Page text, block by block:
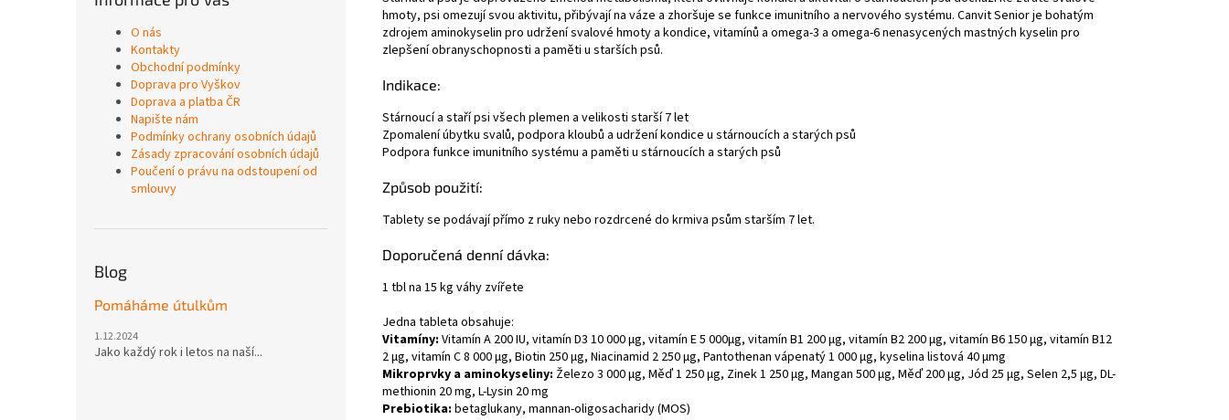
O nás
Kontakty
Obchodní podmínky
Doprava pro Vyškov
Doprava a platba ČR
Napište nám
Podmínky ochrany osobních údajů
Zásady zpracování osobních údajů
Poučení o právu na odstoupení od
smlouvy
Blog
Pomáháme útulkům
1.12.2024
Jako každý rok i letos na naší...
hmoty, psi omezují svou aktivitu, přibývají na váze a zhoršuje se funkce imunitního a nervového systému. Canvit Senior je bohatým
zdrojem aminokyselin pro udržení svalové hmoty a kondice, vitamínů a omega-3 a omega-6 nenasycených mastných kyselin pro
zlepšení obranyschopnosti a paměti u starších psů.
Indikace:
Stárnoucí a staří psi všech plemen a velikosti starší 7 let
Zpomalení úbytku svalů, podpora kloubů a udržení kondice u stárnoucích a starých psů
Podpora funkce imunitního systému a paměti u stárnoucích a starých psů
Způsob použití:
Tablety se podávají přímo z ruky nebo rozdrcené do krmiva psům starším 7 let.
Doporučená denní dávka:
1 tbl na 15 kg váhy zvířete
Jedna tableta obsahuje:
Vitamíny: Vitamín A 200 IU, vitamín D3 10 000 µg, vitamín E 5 000µg, vitamín B1 200 µg, vitamín B2 200 µg, vitamín B6 150 µg, vitamín B12
2 µg, vitamín C 8 000 µg, Biotin 250 µg, Niacinamid 2 250 µg, Pantothenan vápenatý 1 000 µg, kyselina listová 40 µmg
Mikroprvky a aminokyseliny: Železo 3 000 µg, Měď 1 250 µg, Zinek 1 250 µg, Mangan 500 µg, Měď 200 µg, Jód 25 µg, Selen 2,5 µg, DL-
methionin 20 mg, L-Lysin 20 mg
Prebiotika: betaglukany, mannan-oligosacharidy (MOS)